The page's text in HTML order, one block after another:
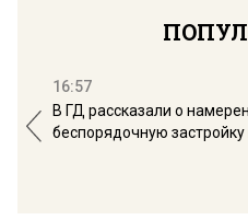
16:57
В ГД рассказали о
беспорядочную застройку